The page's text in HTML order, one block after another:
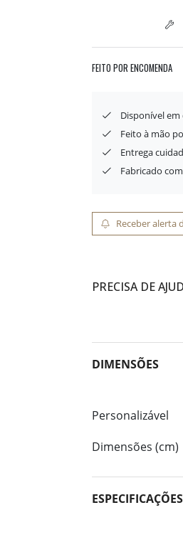
FEITO POR ENCOMENDA
Disponível
Feito à mão
Entrega
Fabricado
Receber alerta
PRECISA DE
DIMENSÕES
Personalizável
Dimensões (cm)
ESPECIFICAÇÕES